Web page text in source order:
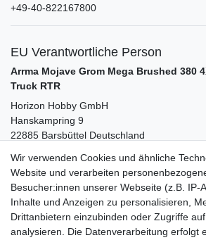
+49-40-822167800
EU Verantwortliche Person
Arrma Mojave Grom Mega Brushed 380
Truck RTR
Horizon Hobby GmbH
Hanskampring 9
22885 Barsbüttel Deutschland
+49-40-822167800
Zubehör
Wir verwenden Cookies und ähnliche
Website und verarbeiten
Besucher:innen unserer Webseite (z.B. IP-
Inhalte und Anzeigen zu personalisieren,
Drittanbietern einzubinden oder Zugriffe
analysieren. Die Datenverarbeitung erfolgt